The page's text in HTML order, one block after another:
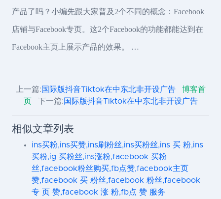
产品了吗？小编先跟大家普及2个不同的概念：Facebook
店铺与Facebook专页。这2个Facebook的功能都能达到在
Facebook主页上展示产品的效果。 …
上一篇: 国际版抖音Tiktok在中东北非开设广告
博客首
页
下一篇: 国际版抖音Tiktok在中东北非开设广告
相似文章列表
ins买粉,ins买赞,ins刷粉丝,ins买粉丝,ins 买 粉,ins
买粉,ig 买粉丝,ins涨粉,facebook 买粉
丝,facebook粉丝购买,fb点赞,facebook主页
赞,facebook 买 粉丝,facebook 粉丝,facebook
专 页 赞,facebook 涨 粉,fb点 赞 服务